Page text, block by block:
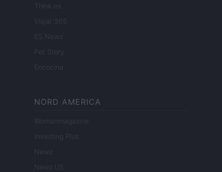
Think.es
Viajar 365
ES Newz
Pet Story
Encocina
NORD AMERICA
Womanmagazine
Investing Plus
Newz
Newz US